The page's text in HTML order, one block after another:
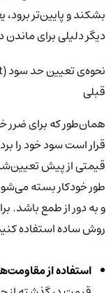
بشکند و پایین‌تر
دیگر دلیلی برای ماندن
قبلی
همان‌طور که برای ضرر
قیمتی از پیش
طور خودکار بسته
و به دور از طمع باشد.
روش ساده استفاده
استفاده از